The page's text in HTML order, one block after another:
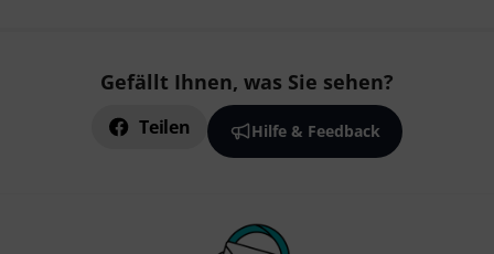
Gefällt Ihnen, was Sie sehen?
Teilen Hilfe & Feedback